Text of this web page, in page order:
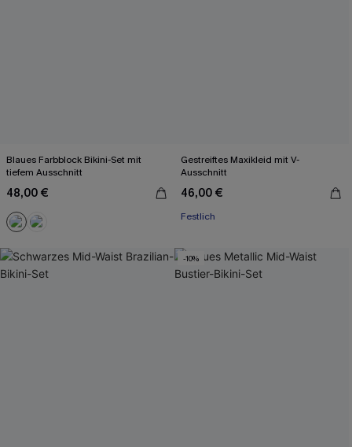
Blaues Farbblock Bikini-Set mit
tiefem Ausschnitt
48,00 €
Gestreiftes Maxikleid mit V-
Ausschnitt
46,00 €
Festlich
-10%